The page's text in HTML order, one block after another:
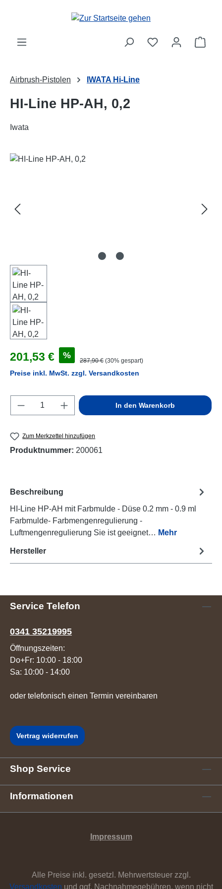
Zum Hauptinhalt springen
Airbrush-Pistolen IWATA Hi-Line
HI-Line HP-AH, 0,2
Iwata
Bildergalerie überspringen
Verkaufspreis:
201,53 € % Regulärer Preis:
287,90 € (30% gespart)
Preise inkl. MwSt. zzgl. Versandkosten
Produkt Anzahl: Gib den gewünschten
In den Warenkorb
Zum Merkzettel hinzufügen
Produktnummer: 200061
Beschreibung
HI-Line HP-AH mit Farbmulde - Düse 0.2 mm - 0.9 ml
Farbmulde- Farbmengenregulierung -
Luftmengenregulierung Sie ist geeignet… Mehr
Hersteller
Service Telefon
0341 35219995
Öffnungszeiten:
Do+Fr: 10:00 - 18:00
Sa: 10:00 - 14:00
oder telefonisch einen Termin vereinbaren
Vertrag widerrufen
Shop Service
Informationen
Impressum
Alle Preise inkl. gesetzl. Mehrwertsteuer zzgl.
Versandkosten und ggf. Nachnahmegebühren, wenn nicht